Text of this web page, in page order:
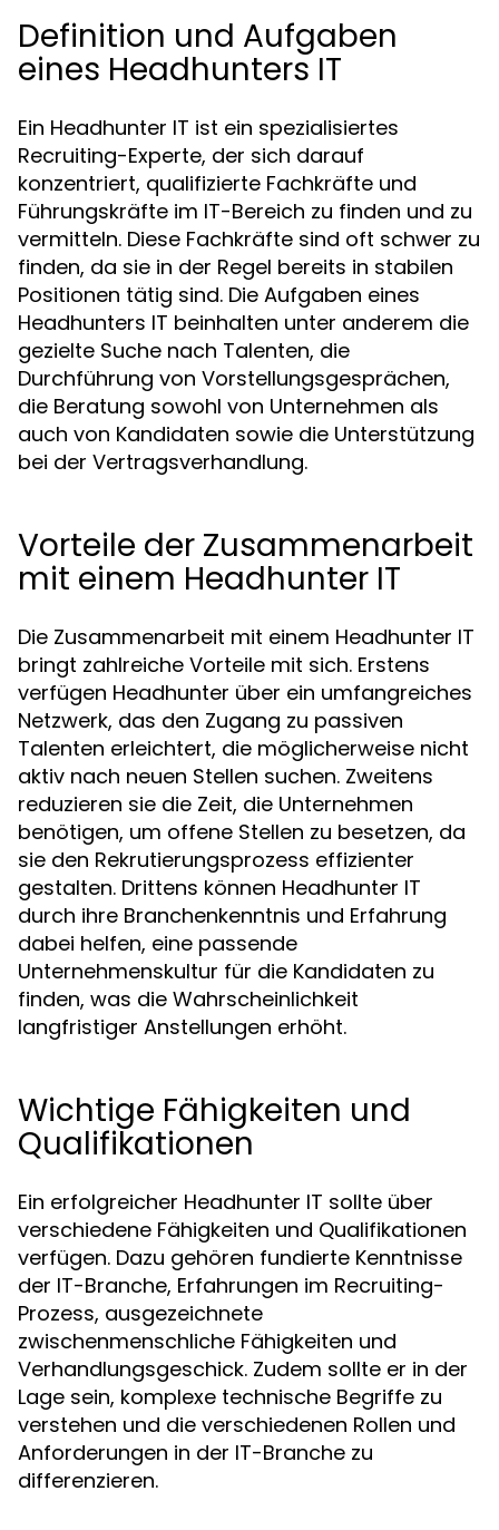
Definition und Aufgaben
eines Headhunters IT
Ein Headhunter IT ist ein spezialisiertes
Recruiting-Experte, der sich darauf
konzentriert, qualifizierte Fachkräfte und
Führungskräfte im IT-Bereich zu finden und zu
vermitteln. Diese Fachkräfte sind oft schwer zu
finden, da sie in der Regel bereits in stabilen
Positionen tätig sind. Die Aufgaben eines
Headhunters IT beinhalten unter anderem die
gezielte Suche nach Talenten, die
Durchführung von Vorstellungsgesprächen,
die Beratung sowohl von Unternehmen als
auch von Kandidaten sowie die Unterstützung
bei der Vertragsverhandlung.
Vorteile der Zusammenarbeit
mit einem Headhunter IT
Die Zusammenarbeit mit einem Headhunter IT
bringt zahlreiche Vorteile mit sich. Erstens
verfügen Headhunter über ein umfangreiches
Netzwerk, das den Zugang zu passiven
Talenten erleichtert, die möglicherweise nicht
aktiv nach neuen Stellen suchen. Zweitens
reduzieren sie die Zeit, die Unternehmen
benötigen, um offene Stellen zu besetzen, da
sie den Rekrutierungsprozess effizienter
gestalten. Drittens können Headhunter IT
durch ihre Branchenkenntnis und Erfahrung
dabei helfen, eine passende
Unternehmenskultur für die Kandidaten zu
finden, was die Wahrscheinlichkeit
langfristiger Anstellungen erhöht.
Wichtige Fähigkeiten und
Qualifikationen
Ein erfolgreicher Headhunter IT sollte über
verschiedene Fähigkeiten und Qualifikationen
verfügen. Dazu gehören fundierte Kenntnisse
der IT-Branche, Erfahrungen im Recruiting-
Prozess, ausgezeichnete
zwischenmenschliche Fähigkeiten und
Verhandlungsgeschick. Zudem sollte er in der
Lage sein, komplexe technische Begriffe zu
verstehen und die verschiedenen Rollen und
Anforderungen in der IT-Branche zu
differenzieren.